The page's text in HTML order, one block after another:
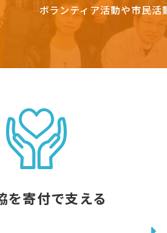
ボランティア活動や市民活
を寄付で支える